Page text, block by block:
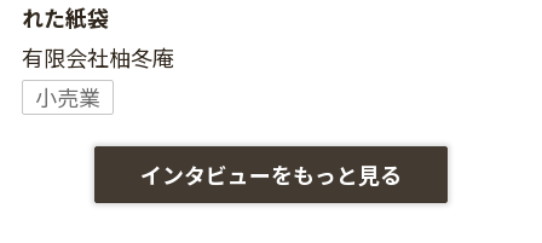
れた紙袋
有限会社柚冬庵
小売業
インタビューをもっと見る